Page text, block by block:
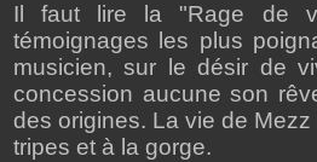
Il faut lire la "Rage de
témoignages les plus
musicien, sur le désir de
concession aucune son
des origines. La vie de
tripes et à la gorge.